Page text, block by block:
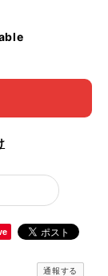
通報する